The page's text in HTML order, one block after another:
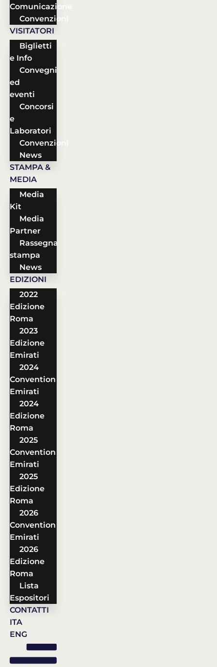
Comunicazione
Convenzioni
VISITATORI
Biglietti
e Info
Convegni
ed
eventi
Concorsi
e
Laboratori
Convenzioni
News
STAMPA &
MEDIA
Media
Kit
Media
Partner
Rassegna
stampa
News
EDIZIONI
2022
Edizione
Roma
2023
Edizione
Emirati
2024
Convention
Emirati
2024
Edizione
Roma
2025
Convention
Emirati
2025
Edizione
Roma
2026
Convention
Emirati
2026
Edizione
Roma
Lista
Espositori
CONTATTI
ITA
ENG